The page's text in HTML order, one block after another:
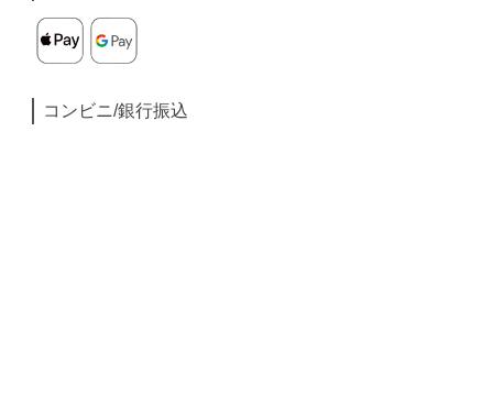
コンビニ/銀行振込